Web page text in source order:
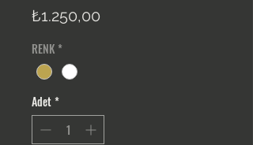
₺1.250,00
RENK *
Adet*